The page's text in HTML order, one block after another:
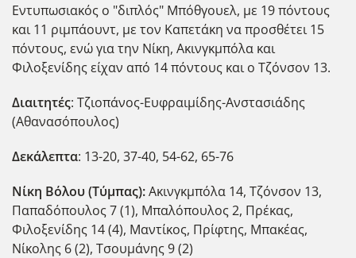
Εντυπωσιακός ο "διπλός" Μπόθγουελ, με 19 πόντους
και 11 ριμπάουντ, με τον Καπετάκη να προσθέτει 15
πόντους, ενώ για την Νίκη, Ακινγκμπόλα και
Φιλοξενίδης είχαν από 14 πόντους και ο Τζόνσον 13.
Διαιτητές: Τζιοπάνος-Ευφραιμίδης-Ανστασιάδης
(Αθανασόπουλος)
Δεκάλεπτα: 13-20, 37-40, 54-62, 65-76
Νίκη Βόλου (Τύμπας):Ακινγκμπόλα 14, Τζόνσον 13,
Παπαδόπουλος 7 (1), Μπαλόπουλος 2, Πρέκας,
Φιλοξενίδης 14 (4), Μαντίκος, Πρίφτης, Μπακέας,
Νίκολης 6 (2), Τσουμάνης 9 (2)